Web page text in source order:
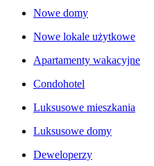
Nowe domy
Nowe lokale użytkowe
Apartamenty wakacyjne
Condohotel
Luksusowe mieszkania
Luksusowe domy
Deweloperzy